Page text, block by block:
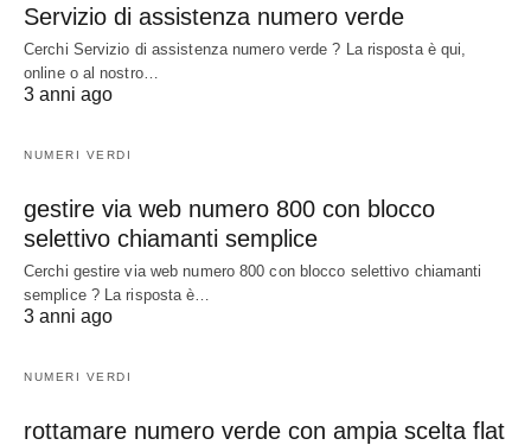
Servizio di assistenza numero verde
Cerchi Servizio di assistenza numero verde ? La risposta è qui,
online o al nostro…
3 anni ago
NUMERI VERDI
gestire via web numero 800 con blocco
selettivo chiamanti semplice
Cerchi gestire via web numero 800 con blocco selettivo chiamanti
semplice ? La risposta è…
3 anni ago
NUMERI VERDI
rottamare numero verde con ampia scelta flat